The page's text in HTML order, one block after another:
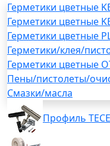
Герметики цветные
Герметики цветные
Герметики цветные
Герметики/клея/
Герметики цветные
Пены/пистолеты/
Смазки/масла
Профиль